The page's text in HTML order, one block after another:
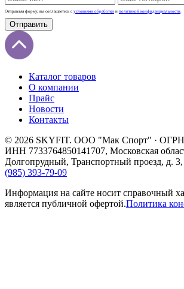
Отправляя форму, вы соглашаетесь с условиями обработки и политикой конфиденциальности.
Отправить
Каталог товаров
О компании
Прайс
Новости
Контакты
© 2026 SKYFIT. ООО "Мак Спорт" · ОГРН
ИНН 7733764850141707, Московская
Долгопрудный, Транспортный проезд, д.
(985) 393-79-09
Информация на сайте носит справочный
является публичной офертой.Политика